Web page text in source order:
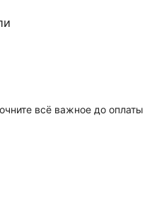
всё важное до оплаты